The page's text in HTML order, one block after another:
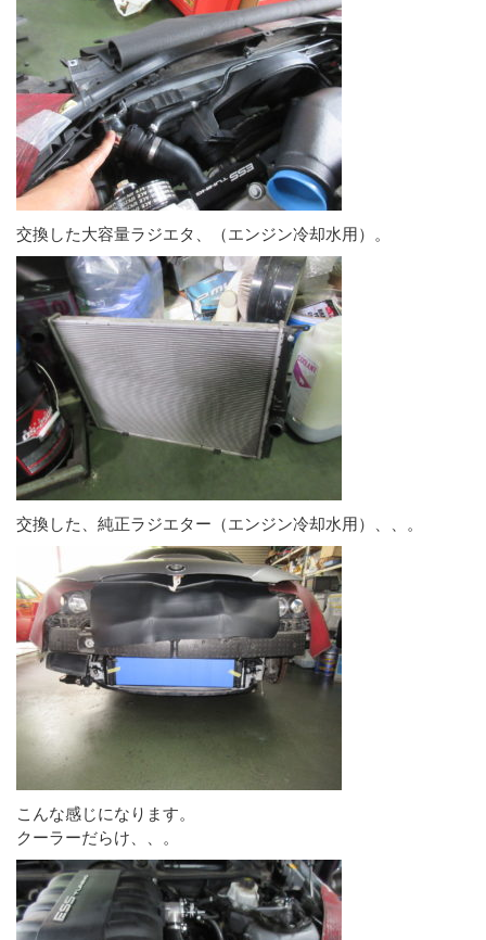
交換した大容量ラジエタ、（エンジン冷却水用）。
交換した、純正ラジエター（エンジン冷却水用）、、。
こんな感じになります。
クーラーだらけ、、。